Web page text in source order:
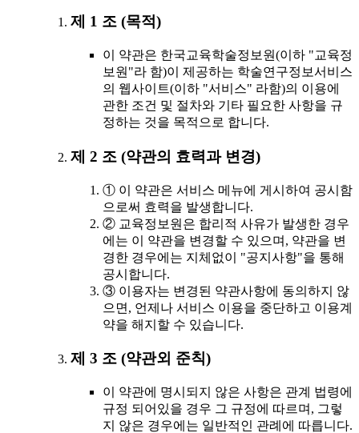
제 1 조 (목적)
이 약관은 한국교육학술정보원(이하 "교육정
보원"라 함)이 제공하는 학술연구정보서비스
의 웹사이트(이하 "서비스" 라함)의 이용에
관한 조건 및 절차와 기타 필요한 사항을 규
정하는 것을 목적으로 합니다.
제 2 조 (약관의 효력과 변경)
① 이 약관은 서비스 메뉴에 게시하여 공시함
으로써 효력을 발생합니다.
② 교육정보원은 합리적 사유가 발생한 경우
에는 이 약관을 변경할 수 있으며, 약관을 변
경한 경우에는 지체없이 "공지사항"을 통해
공시합니다.
③ 이용자는 변경된 약관사항에 동의하지 않
으면, 언제나 서비스 이용을 중단하고 이용계
약을 해지할 수 있습니다.
제 3 조 (약관외 준칙)
이 약관에 명시되지 않은 사항은 관계 법령에
규정 되어있을 경우 그 규정에 따르며, 그렇
지 않은 경우에는 일반적인 관례에 따릅니다.